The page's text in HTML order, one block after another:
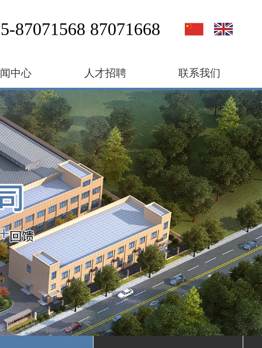
87071568 87071668
中心 人才招聘 联系我们